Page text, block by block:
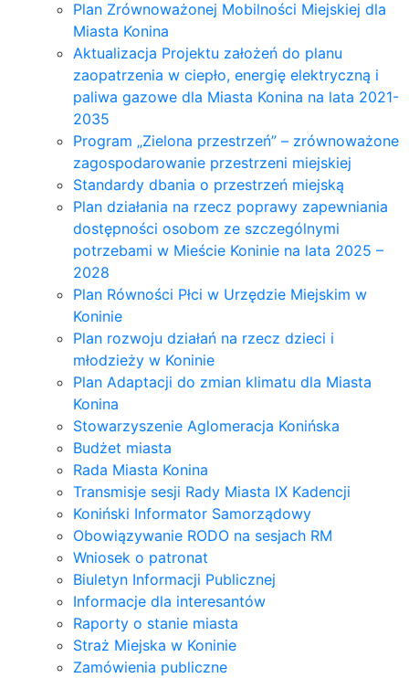
Plan Zrównoważonej Mobilności Miejskiej dla
Miasta Konina
Aktualizacja Projektu założeń do planu
zaopatrzenia w ciepło, energię elektryczną i
paliwa gazowe dla Miasta Konina na lata 2021-
2035
Program „Zielona przestrzeń” – zrównoważone
zagospodarowanie przestrzeni miejskiej
Standardy dbania o przestrzeń miejską
Plan działania na rzecz poprawy zapewniania
dostępności osobom ze szczególnymi
potrzebami w Mieście Koninie na lata 2025 –
2028
Plan Równości Płci w Urzędzie Miejskim w
Koninie
Plan rozwoju działań na rzecz dzieci i
młodzieży w Koninie
Plan Adaptacji do zmian klimatu dla Miasta
Konina
Stowarzyszenie Aglomeracja Konińska
Budżet miasta
Rada Miasta Konina
Transmisje sesji Rady Miasta IX Kadencji
Koniński Informator Samorządowy
Obowiązywanie RODO na sesjach RM
Wniosek o patronat
Biuletyn Informacji Publicznej
Informacje dla interesantów
Raporty o stanie miasta
Straż Miejska w Koninie
Zamówienia publiczne